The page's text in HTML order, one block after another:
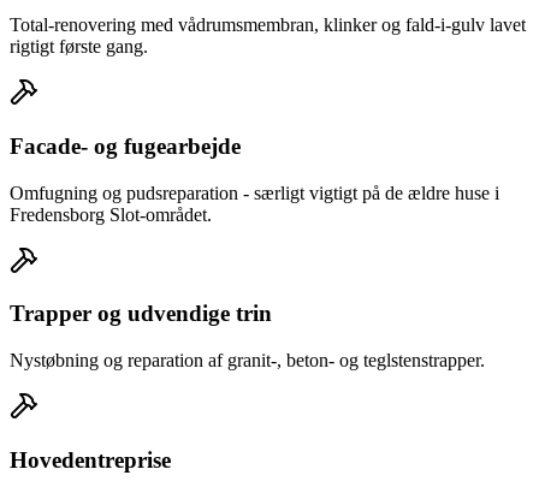
Total-renovering med vådrumsmembran, klinker og fald-i-gulv lavet
rigtigt første gang.
Facade- og fugearbejde
Omfugning og pudsreparation - særligt vigtigt på de ældre huse i
Fredensborg Slot-området.
Trapper og udvendige trin
Nystøbning og reparation af granit-, beton- og teglstenstrapper.
Hovedentreprise